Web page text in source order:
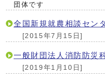
団体です
全国新規就農相談セン
[2015年7月15日]
一般財団法人消防防災
[2019年1月10日]